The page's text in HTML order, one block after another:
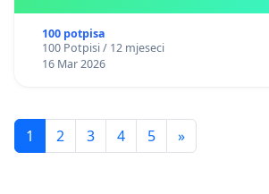
100 potpisa
100 Potpisi / 12 mjeseci
16 Mar 2026
1 2 3 4 5 »